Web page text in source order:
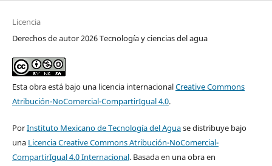
Licencia
Derechos de autor 2026 Tecnología y ciencias del agua
Esta obra está bajo una licencia internacionalCreative Commons
Atribución-NoComercial-CompartirIgual 4.0.
PorInstituto Mexicano de Tecnología del Aguase distribuye bajo
una Licencia Creative Commons Atribución-NoComercial-
CompartirIgual 4.0 Internacional. Basada en una obra en